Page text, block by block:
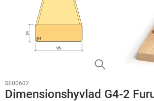
SE00602
Dimensionshyvlad G4-2